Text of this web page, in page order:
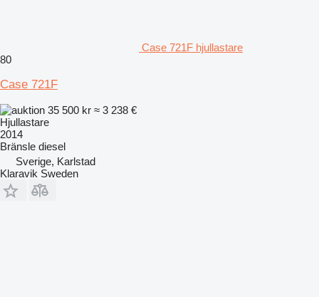
Case 721F hjullastare
80
Case 721F
35 500 kr ≈ 3 238 €
Hjullastare
2014
Bränsle diesel
Sverige, Karlstad
Klaravik Sweden